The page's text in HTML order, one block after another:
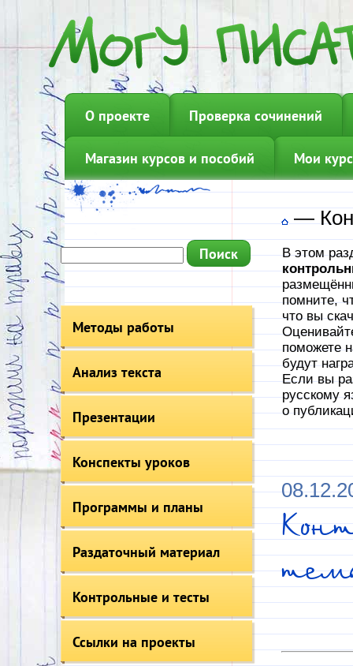
О проекте Проверка сочинений
Магазин курсов и пособий Мои
Методы работы
Анализ текста
Презентации
Конспекты уроков
Программы и планы
Раздаточный материал
Контрольные и тесты
Ссылки на проекты
—
В этом
помните,
что вы
поможете
будут
Если вы
русскому
о